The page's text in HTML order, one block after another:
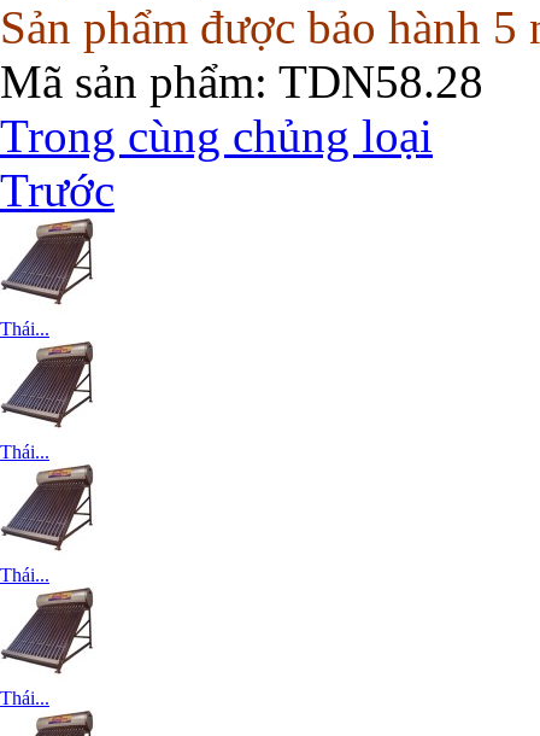
Sản phẩm được bảo hành 5
Mã sản phẩm: TDN58.28
Trong cùng chủng loại
Trước
Thái...
Thái...
Thái...
Thái...